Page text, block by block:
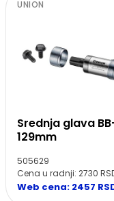
UNION
Srednja glava
129mm
505629
Cena u radnji: 2730
Web cena: 2457